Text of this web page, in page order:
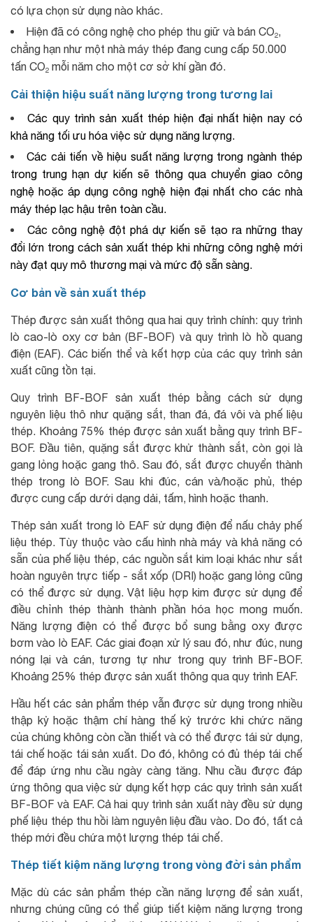
có lựa chọn sử dụng nào khác.
Hiện đã có công nghệ cho phép thu giữ và bán CO₂,
chẳng hạn như một nhà máy thép đang cung cấp 50.000
tấn CO₂ mỗi năm cho một cơ sở khí gần đó.
Cải thiện hiệu suất năng lượng trong tương lai
Các quy trình sản xuất thép hiện đại nhất hiện nay có
khả năng tối ưu hóa việc sử dụng năng lượng.
Các cải tiến về hiệu suất năng lượng trong ngành thép
trong trung hạn dự kiến sẽ thông qua chuyển giao công
nghệ hoặc áp dụng công nghệ hiện đại nhất cho các nhà
máy thép lạc hậu trên toàn cầu.
Các công nghệ đột phá dự kiến sẽ tạo ra những thay
đổi lớn trong cách sản xuất thép khi những công nghệ mới
này đạt quy mô thương mại và mức độ sẵn sàng.
Cơ bản về sản xuất thép
Thép được sản xuất thông qua hai quy trình chính: quy trình
lò cao-lò oxy cơ bản (BF-BOF) và quy trình lò hồ quang
điện (EAF). Các biến thể và kết hợp của các quy trình sản
xuất cũng tồn tại.
Quy trình BF-BOF sản xuất thép bằng cách sử dụng
nguyên liệu thô như quặng sắt, than đá, đá vôi và phế liệu
thép. Khoảng 75% thép được sản xuất bằng quy trình BF-
BOF. Đầu tiên, quặng sắt được khử thành sắt, còn gọi là
gang lỏng hoặc gang thô. Sau đó, sắt được chuyển thành
thép trong lò BOF. Sau khi đúc, cán và/hoặc phủ, thép
được cung cấp dưới dạng dải, tấm, hình hoặc thanh.
Thép sản xuất trong lò EAF sử dụng điện để nấu chảy phế
liệu thép. Tùy thuộc vào cấu hình nhà máy và khả năng có
sẵn của phế liệu thép, các nguồn sắt kim loại khác như sắt
hoàn nguyên trực tiếp - sắt xốp (DRI) hoặc gang lỏng cũng
có thể được sử dụng. Vật liệu hợp kim được sử dụng để
điều chỉnh thép thành thành phần hóa học mong muốn.
Năng lượng điện có thể được bổ sung bằng oxy được
bơm vào lò EAF. Các giai đoạn xử lý sau đó, như đúc, nung
nóng lại và cán, tương tự như trong quy trình BF-BOF.
Khoảng 25% thép được sản xuất thông qua quy trình EAF.
Hầu hết các sản phẩm thép vẫn được sử dụng trong nhiều
thập kỷ hoặc thậm chí hàng thế kỷ trước khi chức năng
của chúng không còn cần thiết và có thể được tái sử dụng,
tái chế hoặc tái sản xuất. Do đó, không có đủ thép tái chế
để đáp ứng nhu cầu ngày càng tăng. Nhu cầu được đáp
ứng thông qua việc sử dụng kết hợp các quy trình sản xuất
BF-BOF và EAF. Cả hai quy trình sản xuất này đều sử dụng
phế liệu thép thu hồi làm nguyên liệu đầu vào. Do đó, tất cả
thép mới đều chứa một lượng thép tái chế.
Thép tiết kiệm năng lượng trong vòng đời sản phẩm
Mặc dù các sản phẩm thép cần năng lượng để sản xuất,
nhưng chúng cũng có thể giúp tiết kiệm năng lượng trong